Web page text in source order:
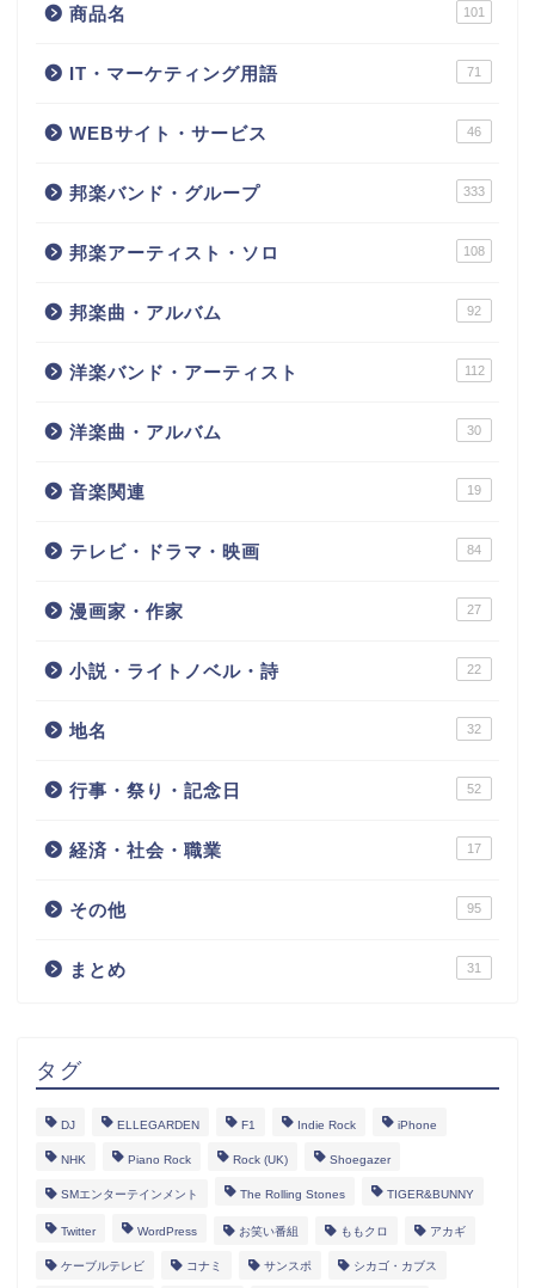
商品名 101
IT・マーケティング用語 71
WEBサイト・サービス 46
邦楽バンド・グループ 333
邦楽アーティスト・ソロ 108
邦楽曲・アルバム 92
洋楽バンド・アーティスト 112
洋楽曲・アルバム 30
音楽関連 19
テレビ・ドラマ・映画 84
漫画家・作家 27
小説・ライトノベル・詩 22
地名 32
行事・祭り・記念日 52
経済・社会・職業 17
その他 95
まとめ 31
タグ
DJ ELLEGARDEN F1 Indie Rock iPhone
NHK Piano Rock Rock (UK) Shoegazer
SMエンターテインメント The Rolling Stones TIGER&BUNNY
Twitter WordPress お笑い番組 ももクロ アカギ
ケーブルテレビ コナミ サンスポ シカゴ・カブス